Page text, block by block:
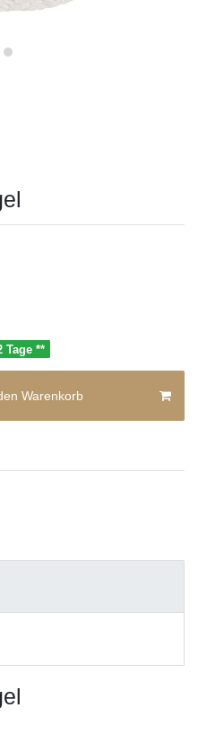
Tage **
Warenkorb